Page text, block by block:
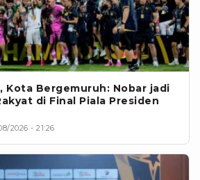
Kota Bergemuruh: Nobar jadi
di Final Piala Presiden
2026 - 21:26